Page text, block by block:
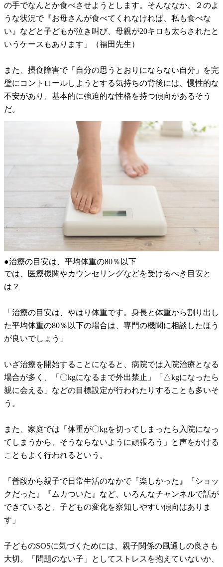
の手でなんとか食べさせようとします。そんななか、２のよ
うな状況で『お母さんが食べてくれなければ、私も食べな
い』などと子どもが泣き叫び、母親が20キロも太らされたと
いうケースもあります」（福田先生）
また、摂食障害で「自分の思うとおりにならない自分」を完
璧にコントロールしようとする気持ちの背後には、慢性的な
不安があり、基本的に強迫的な性格を持つ傾向があるそう
だ。
●治療の目安は、平均体重の80％以下
では、医療機関やカウンセリングなどを受けるべき目安と
は？
「治療の目安は、やはり体重です。身長と体重から割り出し
た平均体重の80％以下の場合は、専門の機関に相談したほう
が良いでしょう」
いざ治療を開始することになると、病院では入院治療となる
場合が多く、「〇kgになるまで外出禁止」「△kgになったら
親に会える」などの目標設定が行われたりすることも多いそ
う。
また、家庭では「体重が〇kgを切ってしまったら入院になっ
てしまうから、そうならないように頑張ろう」と声をかける
こともよく行われるという。
「普段から親子で日常生活のなかで『楽しかった』『ショッ
クだった』『ムカついた』など、いろんなチャンネルで話が
できていると、子どもの変化を察知しやすい傾向はありま
す」
子どものSOSに気づくためには、親子関係の風通しの良さも
大切。「問題のない子」としてストレスを抱えていないか、